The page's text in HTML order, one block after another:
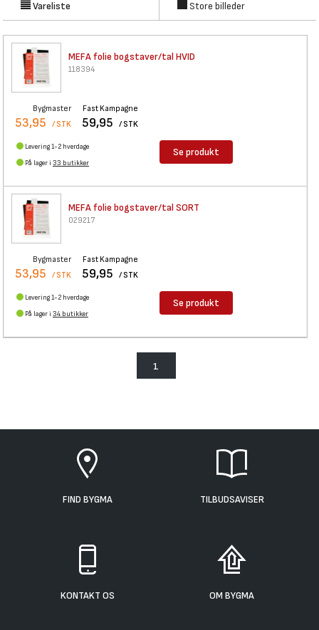
Vareliste Store billeder
MEFA folie bogstaver/tal HVID
118394
Bygmaster
53,95 / STK
Fast Kampagne
59,95 / STK
Levering 1-2 hverdage
På lager i 33 butikker
Se produkt
MEFA folie bogstaver/tal SORT
029217
Bygmaster
53,95 / STK
Fast Kampagne
59,95 / STK
Levering 1-2 hverdage
På lager i 34 butikker
Se produkt
1
FIND BYGMA TILBUDSAVISER
KONTAKT OS OM BYGMA